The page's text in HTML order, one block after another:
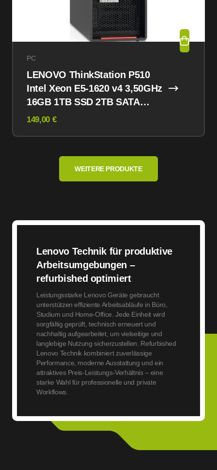
PC
LENOVO ThinkStation P510
Intel Xeon E5-1620 v4 3,50GHz
16GB 1TB SSD 2TB SATA
Linux
149,00 €
WEITERE PRODUKTE
Lenovo Technik für produktive
Arbeitsumgebungen –
refurbished optimiert
Leistungsstarke Lenovo Geräte gebraucht
unterstützen effiziente Arbeitsabläufe in Büro,
Studium und Home-Office. Jede Einheit wird
sorgfältig geprüft, technisch erneuert und
nachhaltig aufgearbeitet, um vielseitige und
langlebige Nutzung sicherzustellen. Refurbished
Lenovo Technik kombiniert zuverlässige
Performance, moderne Ausstattung und ein
attraktives Preis-Leistungs-Verhältnis – eine
starke Wahl für professionelle und private
Workflows.